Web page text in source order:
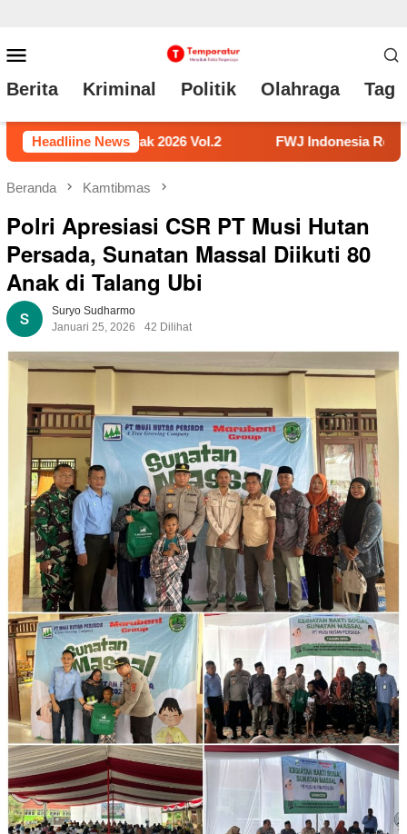
ke
konten
Mobile
Berita Kriminal Politik Olahraga Tag
Headliine News
Resmi Laporkan RSP dengan Pasal UU ITE
Beranda Kamtibmas
Polri Apresiasi CSR PT Musi Hutan
Persada, Sunatan Massal Diikuti 80
Anak di Talang Ubi
Suryo Sudharmo
Januari 25, 2026
42 Dilihat